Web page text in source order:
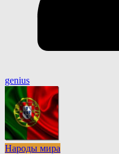
genius
Народы мира